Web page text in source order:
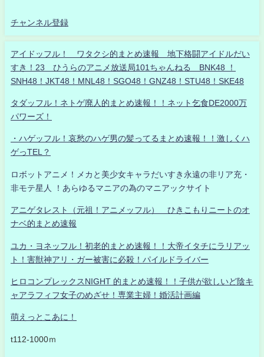
チャンネル登録
アイドッフル！ ワタクシ的まとめ速報 地下格闘アイドルだい
すき！23 ひうらのアニメ放送局101ちゃんねる BNK48 ！
SNH48！JKT48！MNL48！SGO48！GNZ48！STU48！SKE48
タダッフル！ネトゲ廃人的まとめ速報！！ネット乞食DE2000万
パワーズ！
・ハゲッフル！哀愁のハゲ男の髪ってるまとめ速報！！激しくハ
ゲっTEL？
ロボットアニメ！メカと美少女キャラだいすき永遠の非リア充・
非モテ星人 ！あらゆるマニアの為のマニアックサイト
アニゲタレスト（元祖！アニメッフル） ひきこもりニートのオ
ナベ的まとめ速報
ユカ・ヨネッフル！初老的まとめ速報！！大帝イタチにラリアッ
ト！害獣神アリ・ガー被害に必殺！パイルドライバー
ヒロコンプレックスNIGHT 的まとめ速報！！子供が欲しいど陰キ
ャアラフィフ女子のめざせ！専業主婦！婚活計画編
萌えっとこあに！
t112-1000ｍ